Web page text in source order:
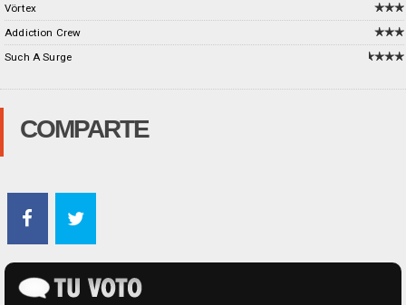
Vörtex
Addiction Crew
Such A Surge
COMPARTE